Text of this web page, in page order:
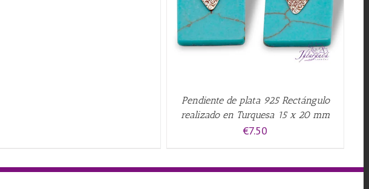
Pendiente de plata 925 Rectángulo
realizado en Turquesa 15 x 20 mm
€7.50